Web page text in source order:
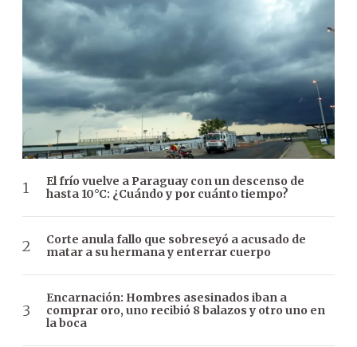
El frío vuelve a Paraguay con un descenso de
hasta 10°C: ¿Cuándo y por cuánto tiempo?
Corte anula fallo que sobreseyó a acusado de
matar a su hermana y enterrar cuerpo
Encarnación: Hombres asesinados iban a
comprar oro, uno recibió 8 balazos y otro uno en
la boca